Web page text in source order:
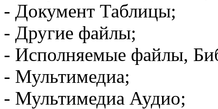
- Документ Таблицы;
- Другие файлы;
- Исполняемые файлы,
- Мультимедиа;
- Мультимедиа Аудио;